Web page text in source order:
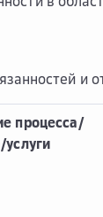
и
процесса/
услуги